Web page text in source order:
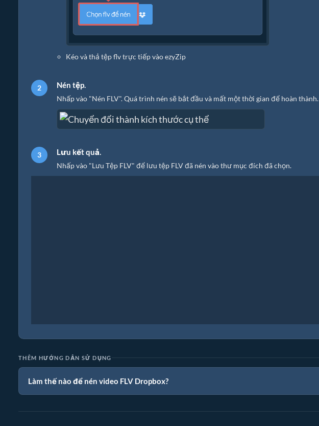
Kéo và thả tệp flv trực tiếp vào ezyZip
Nén tệp.
Nhấp vào "Nén FLV". Quá trình nén sẽ bắt đầu và mất một thời gian để hoàn thành.
Lưu kết quả.
Nhấp vào "Lưu Tệp FLV" để lưu tệp FLV đã nén vào thư mục đích đã chọn.
THÊM HƯỚNG DẪN SỬ DỤNG
Làm thế nào để nén video FLV Dropbox?